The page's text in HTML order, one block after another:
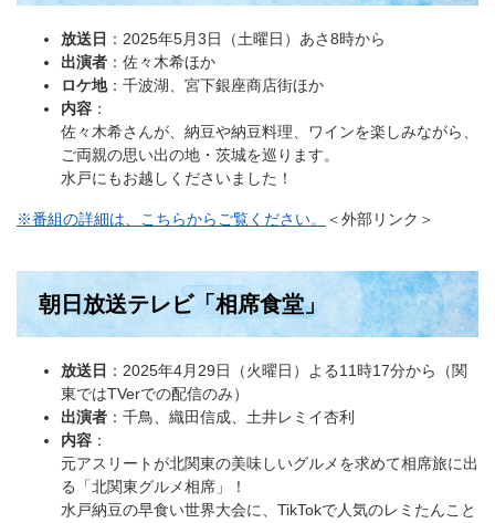
放送日 ：2025年5月3日（土曜日）あさ8時から
出演者 ：佐々木希ほか
ロケ地：千波湖、宮下銀座商店街ほか
内容 ：​
佐々木希さんが、納豆や納豆料理、ワインを楽しみながら、
ご両親の思い出の地・茨城を巡ります。
水戸にもお越しくださいました！
※番組の詳細は、こちらからご覧ください。 ＜外部リンク＞
朝日放送テレビ「相席食堂」
放送日 ：2025年4月29日（火曜日）よる11時17分から（関
東ではTVerでの配信のみ）
出演者 ：千鳥、織田信成、土井レミイ杏利
内容 ：
元アスリートが北関東の美味しいグルメを求めて相席旅に出
る「北関東グルメ相席」！
水戸納豆の早食い世界大会に、TikTokで人気のレミたんこと